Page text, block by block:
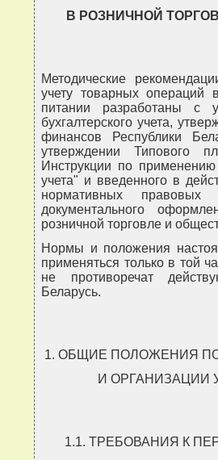
В РОЗНИЧНОЙ
Методические
учету товарных операций
питании разработаны с
бухгалтерского учета,
финансов Республики
утверждении Типового
Инструкции по применению
учета" и введенного в
нормативных правовых
документального
розничной торговле и
Нормы и положения
применяться только в той
не противоречат
Беларусь.
1. ОБЩИЕ ПОЛОЖЕНИЯ
И ОРГАНИЗАЦИИ
1.1. ТРЕБОВАНИЯ К